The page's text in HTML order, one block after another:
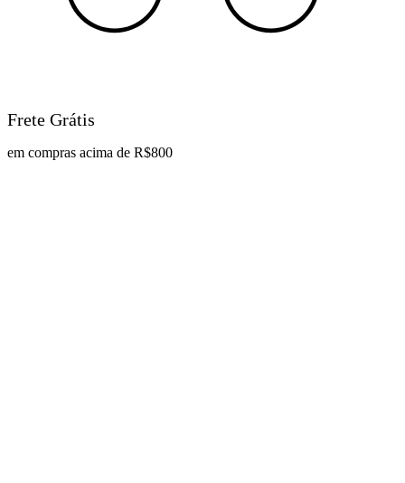
Frete Grátis
em compras acima de R$800